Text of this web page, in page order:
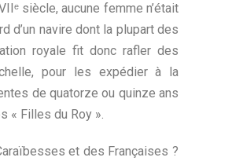
siècle, aucune femme n’était
d’un navire dont la plupart des
royale fit donc rafler des
pour les expédier à la
de quatorze ou quinze ans
« Filles du Roy ».
et des Françaises ?